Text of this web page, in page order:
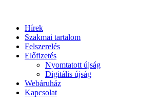
Hírek
Szakmai tartalom
Felszerelés
Előfizetés
Nyomtatott újság
Digitális újság
Webáruház
Kapcsolat